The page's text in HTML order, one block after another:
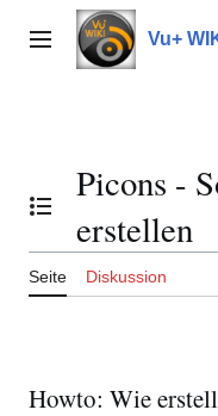
Inhalt
springenHauptmenü Vu+
Inhaltsverzeichnis
Picons -
erstellen
Seite Diskussion
Howto: Wie